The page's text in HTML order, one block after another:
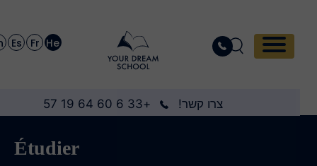
Fr
Es
En
צרו קשר! +33 6 60 64 19 57
Étudier